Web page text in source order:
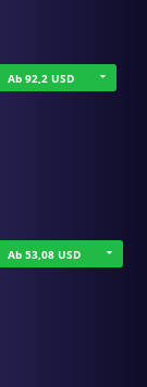
Ab 92,2 USD
Ab 53,08 USD